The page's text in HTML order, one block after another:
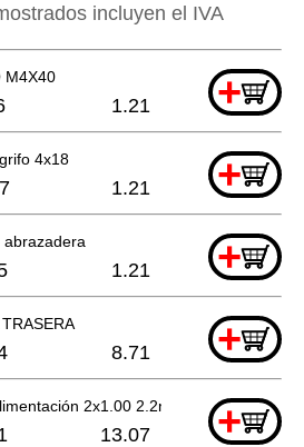
incluyen el IVA
M4X40 +
1.21
4x18 +
1.21
+
1.21
+
8.71
2x1.00 2.2mtr +
13.07